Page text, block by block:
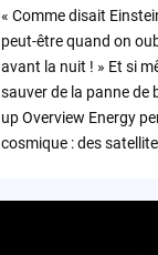
« Comme disait
peut-être quand on
avant la nuit ! » Et si
sauver de la panne de
up Overview Energy
cosmique : des